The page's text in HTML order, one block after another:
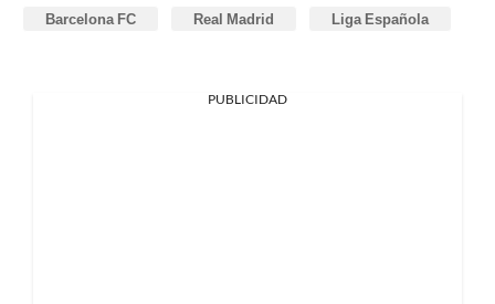
Barcelona FC Real Madrid Liga Española
PUBLICIDAD